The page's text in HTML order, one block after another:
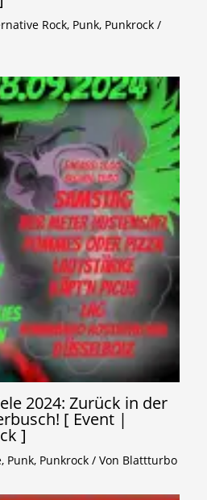
Rock, Punk, Punkrock /
2024: Zurück in der
[ Event |
]
, Punk, Punkrock / Von Blattturbo